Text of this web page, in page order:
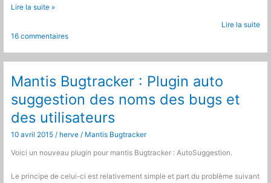
Mantis
Plugin
Changement
automatique
de
statuts
Lire la suite »
Lire la suite
16 commentaires
Mantis Bugtracker : Plugin auto
suggestion des noms des bugs et
des utilisateurs
10 avril 2015/ herve/ Mantis Bugtracker
Voici un nouveau plugin pour mantis Bugtracker : AutoSuggestion.
Le principe de celui-ci est relativement simple et part du problème suivant